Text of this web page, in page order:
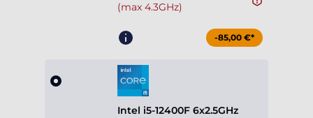
(max 4.3GHz)
-85,00 €*
Intel i5-12400F 6x2.5GHz